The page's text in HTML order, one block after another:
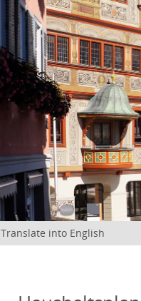
Translate into English